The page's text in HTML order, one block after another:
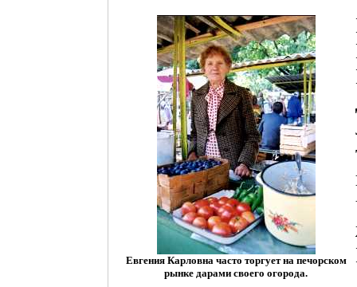
Евгения Карловна часто торгует на печорском
рынке дарами своего огорода.